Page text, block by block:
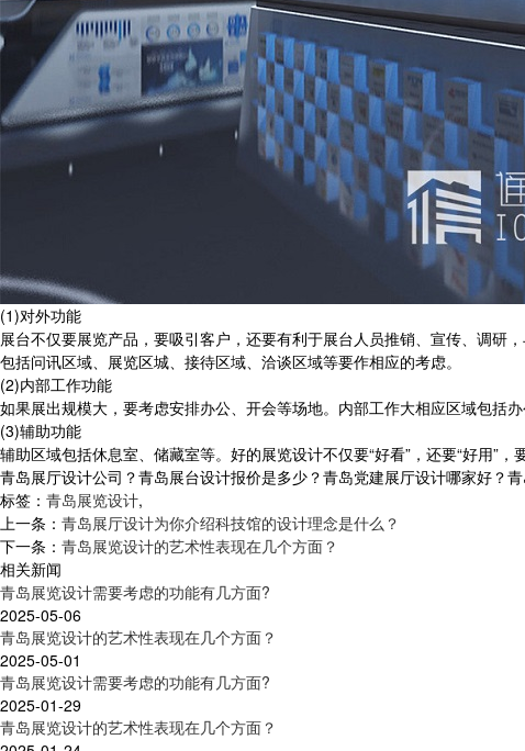
(1)对外功能
展台不仅要展览产品，要吸引客户，还要有利于展台人员推销、宣传、调研
包括问讯区域、展览区城、接待区域、洽谈区域等要作相应的考虑。
(2)内部工作功能
如果展出规模大，要考虑安排办公、开会等场地。内部工作大相应区域包括
(3)辅助功能
辅助区域包括休息室、储藏室等。好的展览设计不仅要“好看”，还要“好用”，
青岛展厅设计公司？青岛展台设计报价是多少？青岛党建展厅设计哪家好？
标签： 青岛展览设计,
上一条： 青岛展厅设计为你介绍科技馆的设计理念是什么？
下一条： 青岛展览设计的艺术性表现在几个方面？
相关新闻
青岛展览设计需要考虑的功能有几方面?
2025-05-06
青岛展览设计的艺术性表现在几个方面？
2025-05-01
青岛展览设计需要考虑的功能有几方面?
2025-01-29
青岛展览设计的艺术性表现在几个方面？